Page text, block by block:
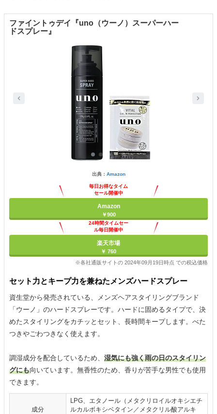
ファイントゥデイ『uno（ウーノ）スーパーハー
ドスプレー』
出典： Amazon
毎日お得なタイム
セール開催中
Amazon
￥900
24時間タイムセー
ル毎日開催中
楽天市場
￥ 760
※各社通販サイトの 2024年09月19日時点 での税込価格
セット力とキープ力を兼ねたメンズハードスプレー
資生堂から発売されている、メンズヘアスタイリングブランド
「ウーノ」のハードスプレーです。ハードに固めるタイプで、決
めたスタイリングをカチッとセット、長時間キープします。べた
つきやごわつきなく使えます。
調湿成分を配合しているため、 湿気にも強く雨の日のスタイリン
グにも向いています。無香性のため、香りが苦手な男性でも使用
できます。
成分
LPG、エタノール（メタクリロイルオキシエチ
ルカルボキシベタイン／メタクリル酸アルキ